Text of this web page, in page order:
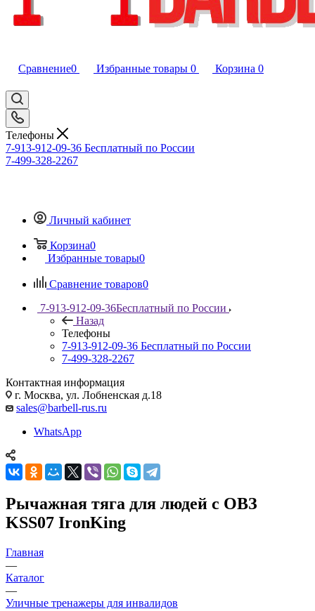
Сравнение0 Избранные товары 0 Корзина 0
Телефоны
7-913-912-09-36 Бесплатный по России
7-499-328-2267
Личный кабинет
Корзина0
Избранные товары0
Сравнение товаров0
7-913-912-09-36Бесплатный по России
Назад
Телефоны
7-913-912-09-36 Бесплатный по России
7-499-328-2267
Контактная информация
г. Москва, ул. Лобненская д.18
sales@barbell-rus.ru
WhatsApp
Рычажная тяга для людей с ОВЗ
KSS07 IronKing
Главная
—
Каталог
—
Уличные тренажеры для инвалидов